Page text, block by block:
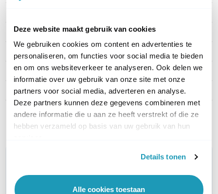
Deze website maakt gebruik van cookies
We gebruiken cookies om content en advertenties te
personaliseren, om functies voor social media te bieden
en om ons websiteverkeer te analyseren. Ook delen we
informatie over uw gebruik van onze site met onze
partners voor social media, adverteren en analyse.
Deze partners kunnen deze gegevens combineren met
andere informatie die u aan ze heeft verstrekt of die ze
hebben verzameld op basis van uw gebruik van hun
Details tonen
Alle cookies toestaan
Headset aansluitingen RJ9
WiFi ondersteuning
Display aanwezig Ja
Bluetooth ondersteuning Nee
Toon meer
Vraag het onze experts!